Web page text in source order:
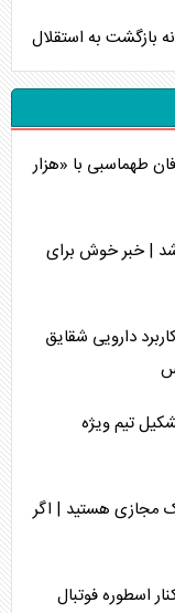
بازگشت به استقلال
طهماسبی با «هزار
حقوق فروردین ۱۴۰۵ آغاز شد | خبر خوش برای
دارویی شقایق
تیم ویژه
مجازی هستید | اگر
دوره ۳۰ ساله در کنار اسطوره فوتبال